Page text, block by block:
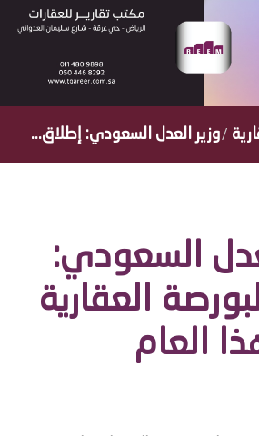
/وزير العدل السعودي: إطلاق...
السعودي:
العقارية
العام